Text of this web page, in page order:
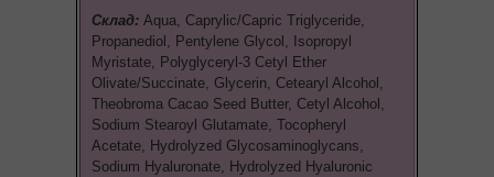
Склад: Aqua, Caprylic/Capric Triglyceride,
Propanediol, Pentylene Glycol, Isopropyl
Myristate, Polyglyceryl-3 Cetyl Ether
Olivate/Succinate, Glycerin, Cetearyl Alcohol,
Theobroma Cacao Seed Butter, Cetyl Alcohol,
Sodium Stearoyl Glutamate, Tocopheryl
Acetate, Hydrolyzed Glycosaminoglycans,
Sodium Hyaluronate, Hydrolyzed Hyaluronic